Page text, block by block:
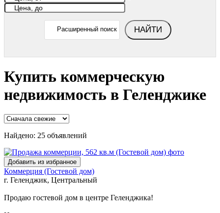
Расширенный поиск НАЙТИ
Купить коммерческую
недвижимость в Геленджике
Найдено: 25 объявлений
Добавить из избранное
Коммерция (Гостевой дом)
г. Геленджик, Центральный
Продаю гостевой дом в центре Геленджика!